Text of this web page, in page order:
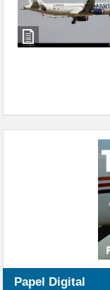
Papel Digital